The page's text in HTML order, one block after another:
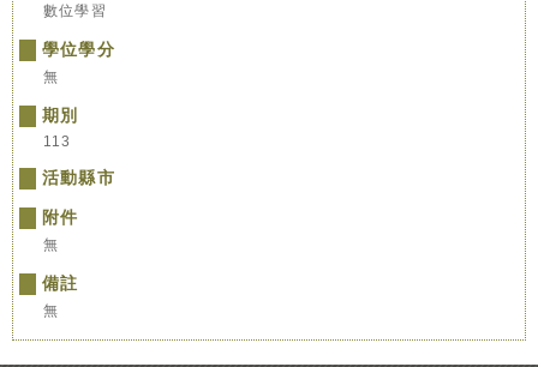
數位學習
學位學分
無
期別
113
活動縣市
附件
無
備註
無